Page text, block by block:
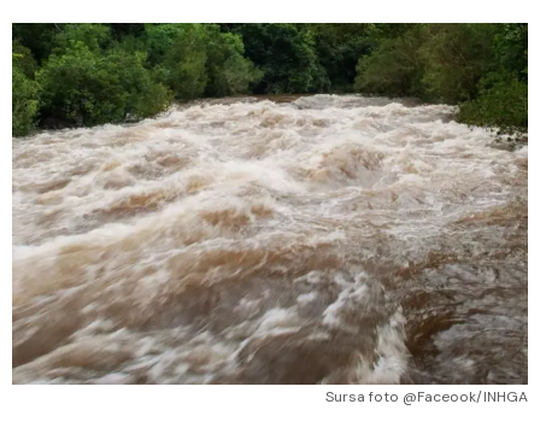
Sursa foto @Faceook/INHGA